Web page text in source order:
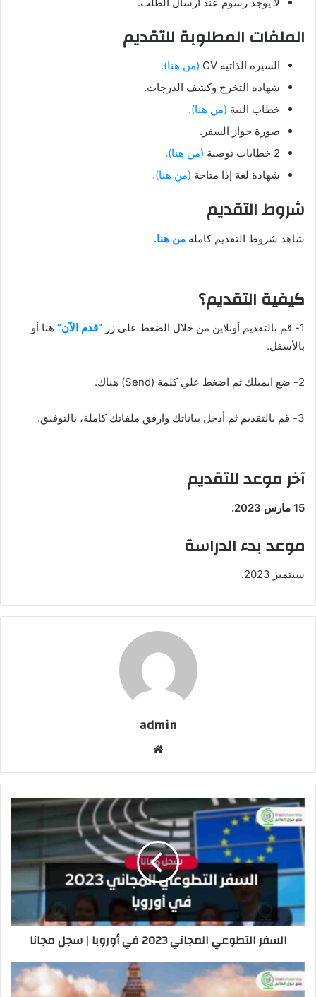
الملفات المطلوبة للتقديم
السيره الذاتيه CV
(من هنا).
شهاده التخرج وكشف الدرجات.
خطاب النية (من هنا).
صورة جواز السفر.
2 خطابات توصية
(من هنا).
شهادة لغة إذا متاحة (من هنا).
شروط التقديم
شاهد شروط التقديم كاملة من هنا.
كيفية التقديم؟
1- قم بالتقديم أونلاين من خلال الضغط علي زر “قدم الآن” هنا أو
بالأسفل.
2- ضع ايميلك ثم اضغط علي كلمة (Send) هناك.
3- قم بالتقديم ثم أدخل بياناتك وارفق ملفاتك كاملة، بالتوفيق.
آخر موعد للتقديم
15 مارس 2023.
موعد بدء الدراسة
سبتمبر 2023.
admin
السفر التطوعي المجاني 2023 في أوروبا | سجل مجانا